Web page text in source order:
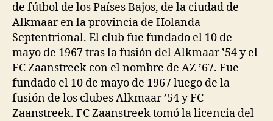
de fútbol de los Países Bajos, de la ciudad de
Alkmaar en la provincia de Holanda
Septentrional. El club fue fundado el 10 de
mayo de 1967 tras la fusión del Alkmaar ’54 y el
FC Zaanstreek con el nombre de AZ ’67. Fue
fundado el 10 de mayo de 1967 luego de la
fusión de los clubes Alkmaar ’54 y FC
Zaanstreek. FC Zaanstreek tomó la licencia del